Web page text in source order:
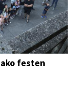
festen